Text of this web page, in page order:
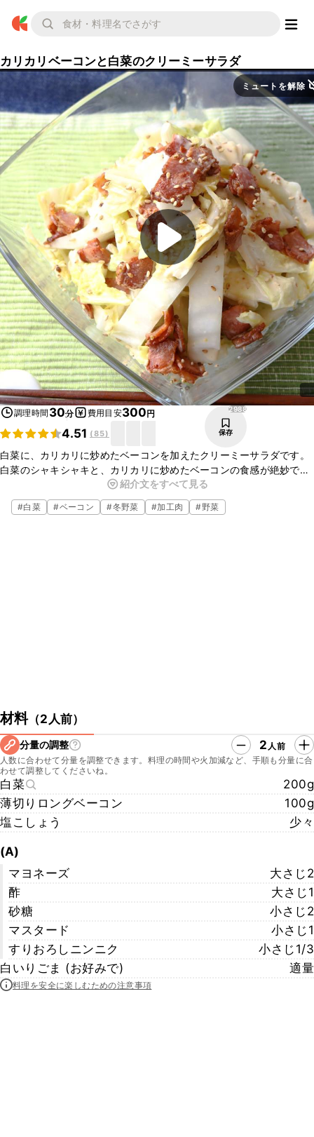
カリカリベーコンと白菜のクリーミーサラダ
ミュートを解除
調理時間 30分 費用目安300円
4.51 (85)
2988
保存
白菜に、カリカリに炒めたベーコンを加えたクリーミーサラダです。
白菜のシャキシャキと、カリカリに炒めたベーコンの食感が絶妙です
よ。お酢の酸味が隠し味になっています。簡単に作れますので是非、
お試しくださいね。
紹介文をすべて見る
#白菜 #ベーコン #冬野菜 #加工肉 #野菜
材料（2人前）
分量の調整 2 人前
人数に合わせて分量を調整できます。料理の時間や火加減など、手順も分量に合
わせて調整してくださいね。
白菜
200g
薄切りロングベーコン
100g
塩こしょう
少々
(A)
マヨネーズ
大さじ2
酢
大さじ1
砂糖
小さじ2
マスタード
小さじ1
すりおろしニンニク
小さじ1/3
白いりごま (お好みで)
適量
料理を安全に楽しむための注意事項